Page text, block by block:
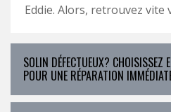
Eddie. Alors, retrouvez vite
SOLIN DÉFECTUEUX? CHOISISSEZ
POUR UNE RÉPARATION